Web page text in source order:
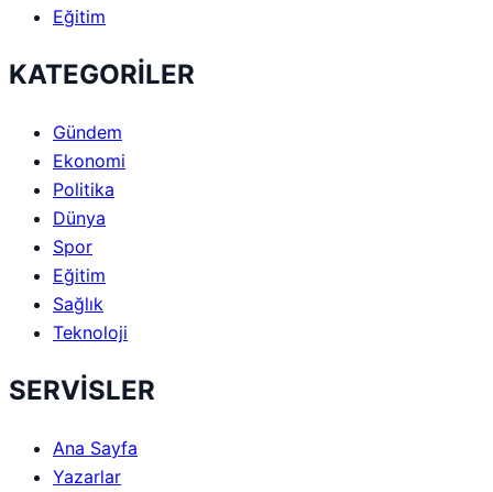
Eğitim
KATEGORİLER
Gündem
Ekonomi
Politika
Dünya
Spor
Eğitim
Sağlık
Teknoloji
SERVİSLER
Ana Sayfa
Yazarlar